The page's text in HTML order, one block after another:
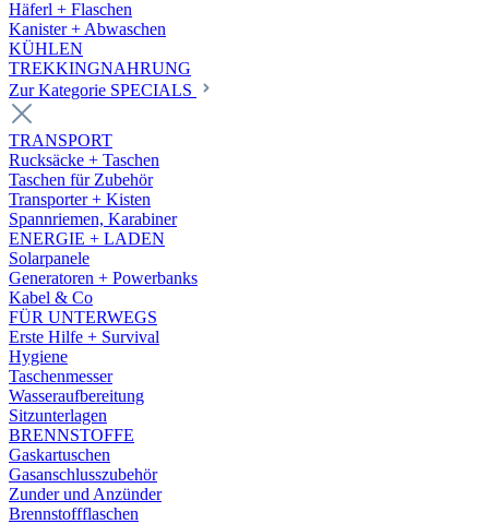
Häferl + Flaschen
Kanister + Abwaschen
KÜHLEN
TREKKINGNAHRUNG
Zur Kategorie SPECIALS
TRANSPORT
Rucksäcke + Taschen
Taschen für Zubehör
Transporter + Kisten
Spannriemen, Karabiner
ENERGIE + LADEN
Solarpanele
Generatoren + Powerbanks
Kabel & Co
FÜR UNTERWEGS
Erste Hilfe + Survival
Hygiene
Taschenmesser
Wasseraufbereitung
Sitzunterlagen
BRENNSTOFFE
Gaskartuschen
Gasanschlusszubehör
Zunder und Anzünder
Brennstoffflaschen